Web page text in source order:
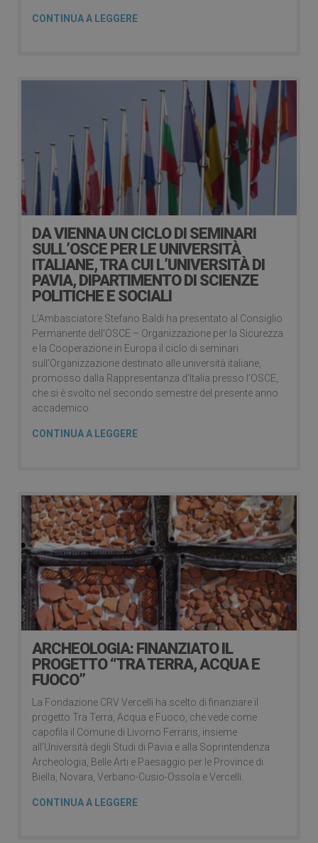
CONTINUA A LEGGERE
DA VIENNA UN CICLO DI SEMINARI
SULL’OSCE PER LE UNIVERSITÀ
ITALIANE, TRA CUI L’UNIVERSITÀ DI
PAVIA, DIPARTIMENTO DI SCIENZE
POLITICHE E SOCIALI
L’Ambasciatore Stefano Baldi ha presentato al Consiglio
Permanente dell’OSCE – Organizzazione per la Sicurezza
e la Cooperazione in Europa il ciclo di seminari
sull’Organizzazione destinato alle università italiane,
promosso dalla Rappresentanza d’Italia presso l’OSCE,
che si è svolto nel secondo semestre del presente anno
accademico.
CONTINUA A LEGGERE
ARCHEOLOGIA: FINANZIATO IL
PROGETTO “TRA TERRA, ACQUA E
FUOCO”
La Fondazione CRV Vercelli ha scelto di finanziare il
progetto Tra Terra, Acqua e Fuoco, che vede come
capofila il Comune di Livorno Ferraris, insieme
all’Università degli Studi di Pavia e alla Soprintendenza
Archeologia, Belle Arti e Paesaggio per le Province di
Biella, Novara, Verbano-Cusio-Ossola e Vercelli.
CONTINUA A LEGGERE